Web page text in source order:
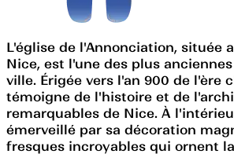
L'église de l'Annonciation, située
Nice, est l'une des plus
ville. Érigée vers l'an 900 de l'ère
témoigne de l'histoire et de
remarquables de Nice. À
émerveillé par sa décoration
fresques incroyables qui ornent